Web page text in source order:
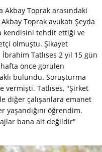
Akbay Toprak arasındaki
Toprak avukatı Şeyda
kendisini tehdit ettiği ve
olmuştu. Şikayet
Tatlıses 2 yıl 15 gün
hafta önce görülen
bulundu. Soruşturma
vermişti. Tatlıses, "Şirket
diğer çalışanlara emanet
öğrendim.
bana ait değildir"